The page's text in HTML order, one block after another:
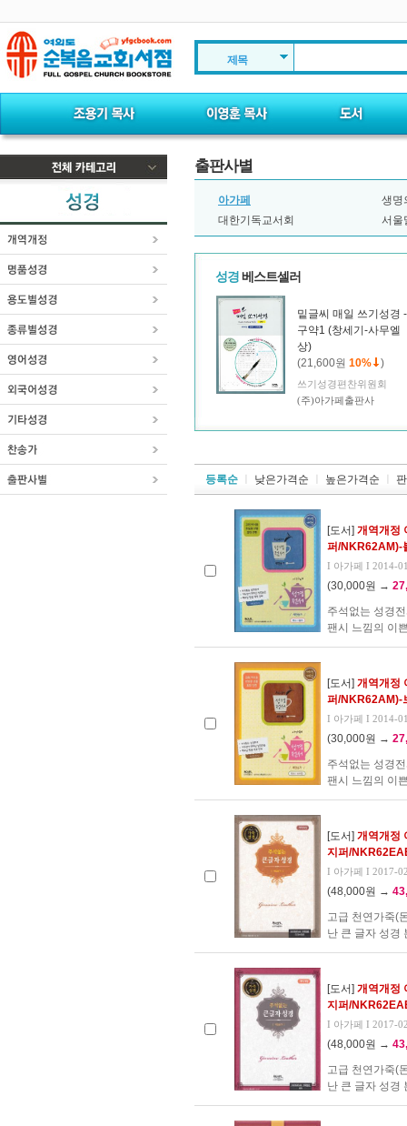
제목
출판사별
아가페
생명
대한기독교서회
서울
성경 베스트셀러
밑글씨 매일 쓰기성경 -
구약1 (창세기-사무엘
상)
(21,600원 10% )
쓰기성경편찬위원회
(주)아가페출판사
등록순 낮은가격순 높은가격순
[도서] 개역개정
퍼/NKR62AM)-
I 아가페 I 2014-
(30,000원 →
주석없는 성경
팬시 느낌의 이
[도서] 개역개정
퍼/NKR62AM)-
I 아가페 I 2014-
(30,000원 →
주석없는 성경
팬시 느낌의 이
[도서] 개역개정
지퍼/
I 아가페 I 2017-
(48,000원 →
고급 천연가죽(
난 큰 글자 성경
[도서] 개역개정
지퍼/
I 아가페 I 2017-
(48,000원 →
고급 천연가죽(
난 큰 글자 성경